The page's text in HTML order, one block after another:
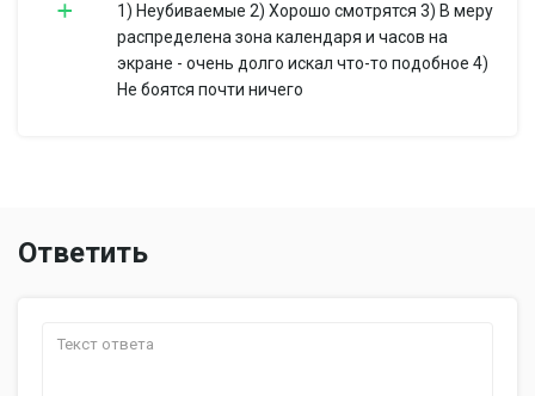
1) Неубиваемые 2) Хорошо смотрятся 3) В меру
распределена зона календаря и часов на
экране - очень долго искал что-то подобное 4)
Не боятся почти ничего
Ответить